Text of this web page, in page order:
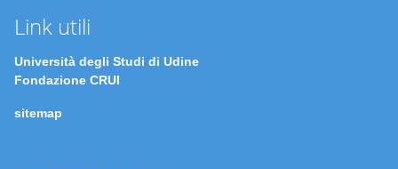
Link utili
Università degli Studi di Udine
Fondazione CRUI
sitemap